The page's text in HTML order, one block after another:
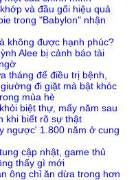
và đầu gối hiệu quả
trong "Babylon" nhận
không được hạnh phúc?
Alee bị cảnh báo tài
tháng để điều trị bệnh,
đi giặt mà bật khóc
mùa hè
biệt thự, mấy năm sau
khi biết rõ sự thật
ngược' 1.800 năm ở cung
cập nhật, game thủ
thấy gì mới
ông chỉ ăn dừa trong hơn